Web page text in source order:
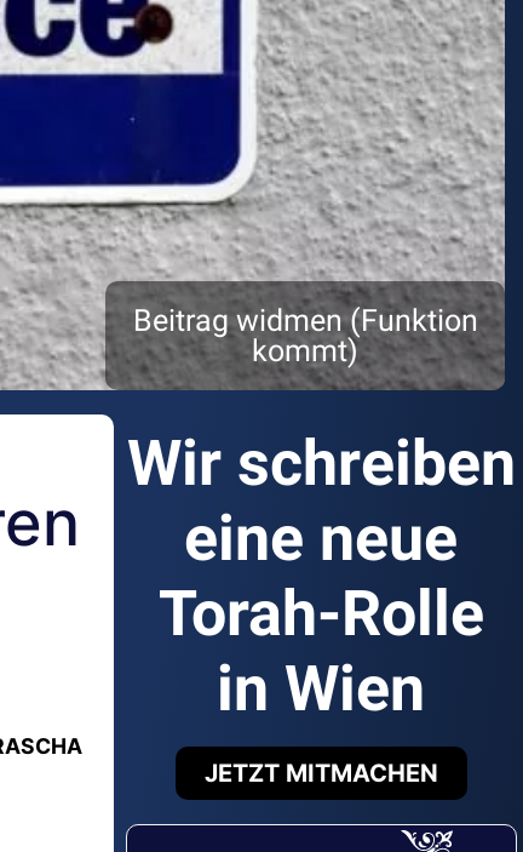
Beitrag widmen (Funktion
kommt)
Wir schreiben
eine neue
Torah-Rolle
in Wien
JETZT MITMACHEN